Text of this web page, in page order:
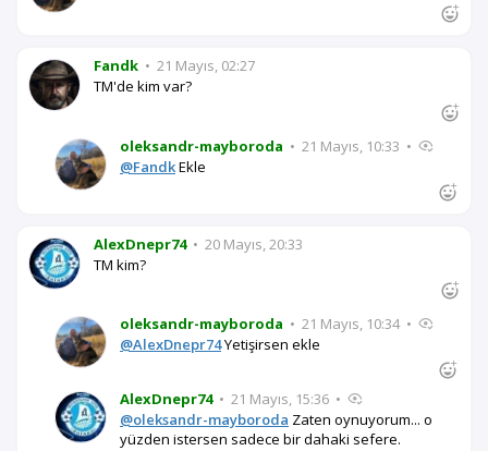
Fandk • 21 Mayıs, 02:27
TM'de kim var?
oleksandr-mayboroda • 21 Mayıs, 10:33 •
@FandkEkle
AlexDnepr74 • 20 Mayıs, 20:33
TM kim?
oleksandr-mayboroda • 21 Mayıs, 10:34 •
@AlexDnepr74Yetişirsen ekle
AlexDnepr74 • 21 Mayıs, 15:36 •
@oleksandr-mayboroda Zaten oynuyorum... o
yüzden istersen sadece bir dahaki sefere.